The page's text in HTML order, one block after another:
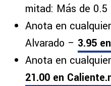
mitad: Más de 0.5
Anota en
Alvarado – 3.95
Anota en
21.00 en